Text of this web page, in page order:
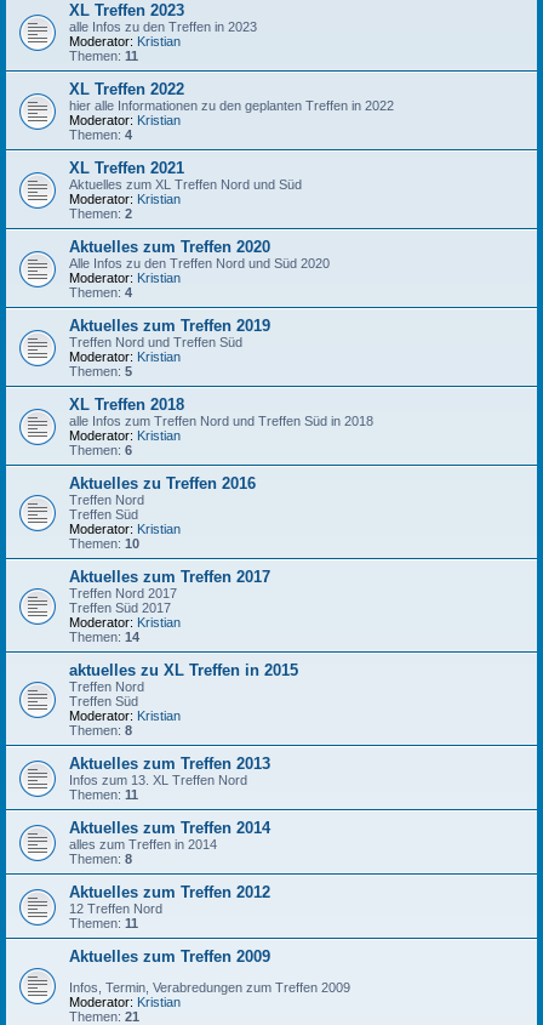
XL Treffen 2023
alle Infos zu den Treffen in 2023
Moderator: Kristian
Themen: 11
XL Treffen 2022
hier alle Informationen zu den geplanten Treffen in 2022
Moderator: Kristian
Themen: 4
XL Treffen 2021
Aktuelles zum XL Treffen Nord und Süd
Moderator: Kristian
Themen: 2
Aktuelles zum Treffen 2020
Alle Infos zu den Treffen Nord und Süd 2020
Moderator: Kristian
Themen: 4
Aktuelles zum Treffen 2019
Treffen Nord und Treffen Süd
Moderator: Kristian
Themen: 5
XL Treffen 2018
alle Infos zum Treffen Nord und Treffen Süd in 2018
Moderator: Kristian
Themen: 6
Aktuelles zu Treffen 2016
Treffen Nord
Treffen Süd
Moderator: Kristian
Themen: 10
Aktuelles zum Treffen 2017
Treffen Nord 2017
Treffen Süd 2017
Moderator: Kristian
Themen: 14
aktuelles zu XL Treffen in 2015
Treffen Nord
Treffen Süd
Moderator: Kristian
Themen: 8
Aktuelles zum Treffen 2013
Infos zum 13. XL Treffen Nord
Themen: 11
Aktuelles zum Treffen 2014
alles zum Treffen in 2014
Themen: 8
Aktuelles zum Treffen 2012
12 Treffen Nord
Themen: 11
Aktuelles zum Treffen 2009
Infos, Termin, Verabredungen zum Treffen 2009
Moderator: Kristian
Themen: 21